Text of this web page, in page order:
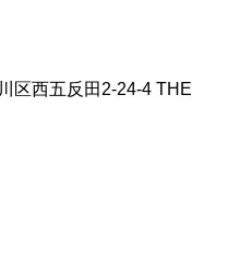
区西五反田2-24-4 THE